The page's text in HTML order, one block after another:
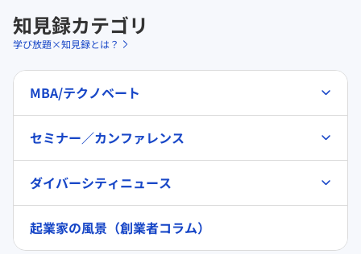
知見録カテゴリ
学び放題×知見録とは？
MBA/テクノベート
セミナー／カンファレンス
ダイバーシティニュース
起業家の風景（創業者コラム）